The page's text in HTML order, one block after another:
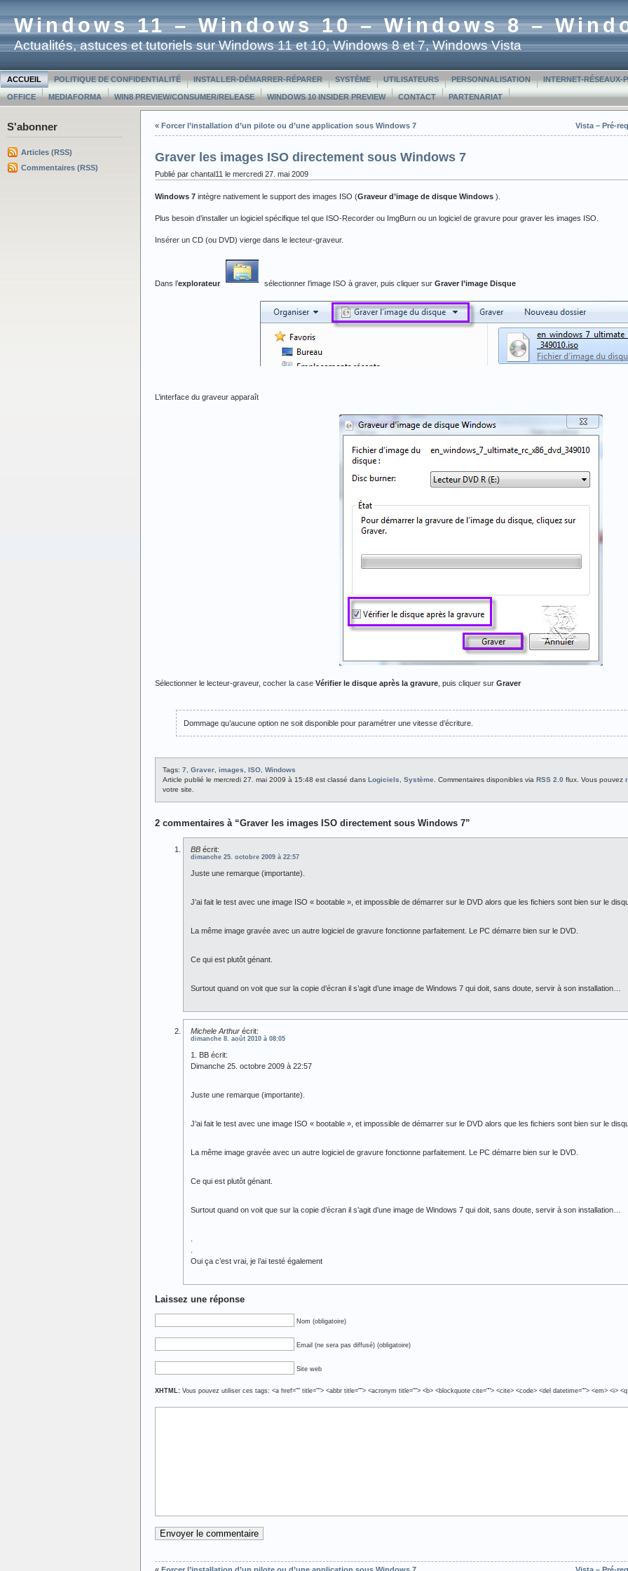
Windows 11 – Windows 10 – Windows 8 –
Actualités, astuces et tutoriels sur Windows 11 et 10, Windows 8 et 7, Windows Vista
ACCUEIL POLITIQUE DE CONFIDENTIALITÉ INSTALLER-DÉMARRER-RÉPARER SYSTÈME UTILISATEURS PERSONNALISATION INTERNET-RÉSEAUX-
OFFICE MEDIAFORMA WIN8 PREVIEW/CONSUMER/RELEASE WINDOWS 10 INSIDER PREVIEW CONTACT PARTENARIAT
S'abonner
Articles (RSS)
Commentaires (RSS)
« Forcer l’installation d’un pilote ou d’une application sous Windows 7 Vista – Pré-
Graver les images ISO directement sous Windows 7
Publié par chantal11 le mercredi 27. mai 2009
Windows 7 intègre nativement le support des images ISO (Graveur d’image de disque Windows ).
Plus besoin d’installer un logiciel spécifique tel que ISO-Recorder ou ImgBurn ou un logiciel de gravure pour graver les images ISO.
Insérer un CD (ou DVD) vierge dans le lecteur-graveur.
Dans l’explorateur sélectionner l’image ISO à graver, puis cliquer sur Graver l’image Disque
L’interface du graveur apparaît
Sélectionner le lecteur-graveur, cocher la case Vérifier le disque après la gravure , puis cliquer sur Graver
Dommage qu’aucune option ne soit disponible pour paramétrer une vitesse d’écriture.
Tags: 7 Graver images ISO Windows
Article publié le mercredi 27. mai 2009 à 15:48 est classé dans Logiciels Système . Commentaires disponibles via RSS 2.0 flux. Vous pouvez
votre site.
2 commentaires à “Graver les images ISO directement sous Windows 7”
BB écrit:
dimanche 25. octobre 2009 à 22:57
Juste une remarque (importante).
J’ai fait le test avec une image ISO « bootable », et impossible de démarrer sur le DVD alors que les fichiers sont bien sur le
La même image gravée avec un autre logiciel de gravure fonctionne parfaitement. Le PC démarre bien sur le DVD.
Ce qui est plutôt génant.
Surtout quand on voit que sur la copie d’écran il s’agit d’une image de Windows 7 qui doit, sans doute, servir à son installation…
Michele Arthur écrit:
dimanche 8. août 2010 à 08:05
1. BB écrit:
Dimanche 25. octobre 2009 à 22:57
Juste une remarque (importante).
J’ai fait le test avec une image ISO « bootable », et impossible de démarrer sur le DVD alors que les fichiers sont bien sur le
La même image gravée avec un autre logiciel de gravure fonctionne parfaitement. Le PC démarre bien sur le DVD.
Ce qui est plutôt génant.
Surtout quand on voit que sur la copie d’écran il s’agit d’une image de Windows 7 qui doit, sans doute, servir à son installation…
Oui ça c’est vrai, je l’ai testé également
Laissez une réponse
Nom (obligatoire)
Email (ne sera pas diffusé) (obligatoire)
Site web
XHTML: Vous pouvez utiliser ces tags: <a href="" title=""> <abbr title=""> <acronym title=""> <b> <blockquote cite=""> <cite> <code> <del datetime=""> <em> <i>